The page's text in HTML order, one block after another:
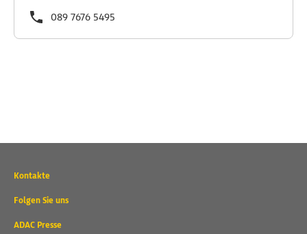
089 7676 5495
Wichtige
und
Links
Kontakte
Folgen Sie uns
ADAC Presse